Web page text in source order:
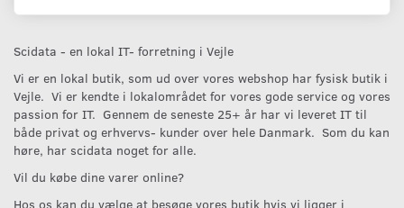
Scidata - en lokal IT- forretning i Vejle
Vi er en lokal butik, som ud over vores webshop har fysisk butik i
Vejle. Vi er kendte i lokalområdet for vores gode service og vores
passion for IT. Gennem de seneste 25+ år har vi leveret IT til
både privat og erhvervs- kunder over hele Danmark. Som du kan
høre, har scidata noget for alle.
Vil du købe dine varer online?
Hos os kan du vælge at besøge vores butik hvis vi ligger i